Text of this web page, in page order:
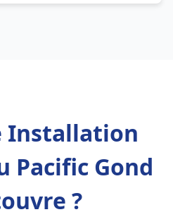
Installation
Pacific Gond
?